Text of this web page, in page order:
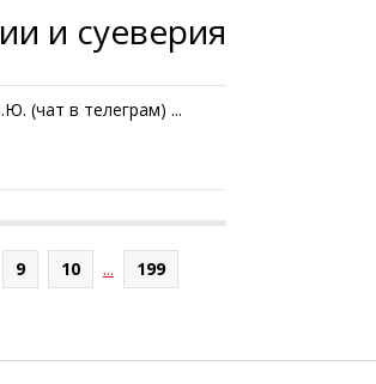
и суеверия
(чат в телеграм) ...
9 10 ... 199